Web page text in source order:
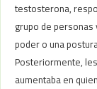
testosterona,
grupo de personas
poder o una
Posteriormente,
aumentaba en